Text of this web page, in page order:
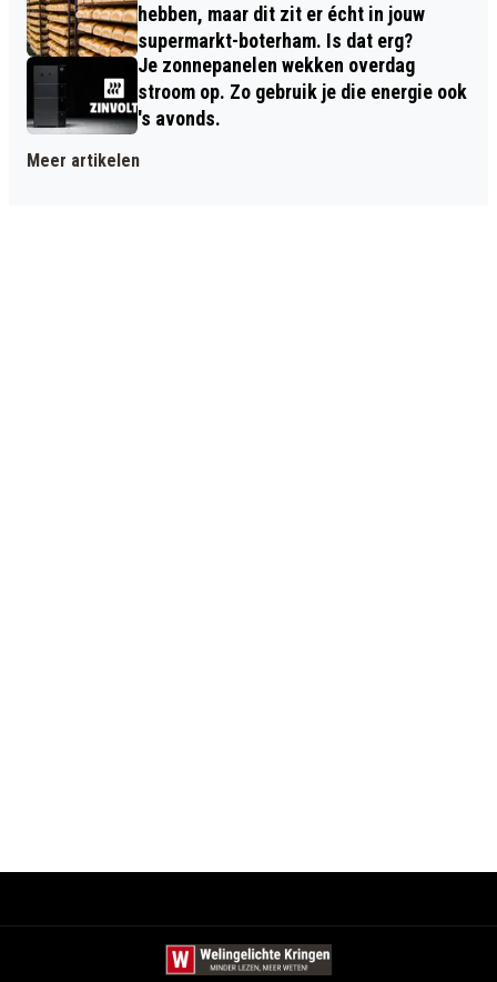
hebben, maar dit zit er écht in jouw
supermarkt-boterham. Is dat erg?
Je zonnepanelen wekken overdag
stroom op. Zo gebruik je die energie ook
's avonds.
Meer artikelen